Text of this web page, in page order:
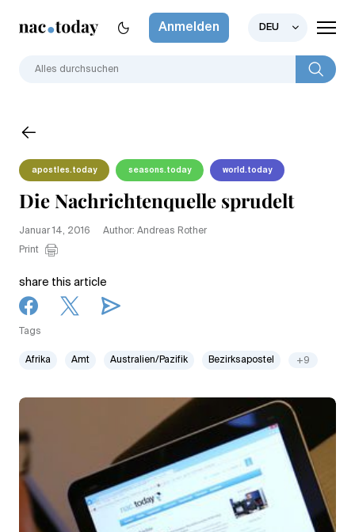
Anmelden DEU
apostles.today seasons.today world.today
Die Nachrichtenquelle sprudelt
Januar 14, 2016
Author: Andreas Rother
Print
share this article
Tags
Afrika Amt Australien/Pazifik Bezirksapostel +9